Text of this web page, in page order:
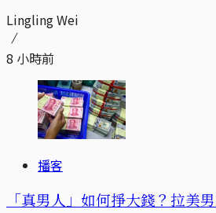
Lingling Wei
8 小時前
播客
「真男人」如何掙大錢？拉美